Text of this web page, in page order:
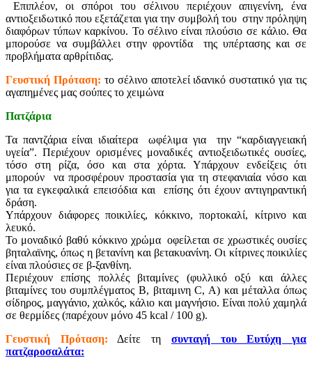
Επιπλέον, οι σπόροι του σέλινου περιέχουν απιγενίνη, ένα
αντιοξειδωτικό που εξετάζεται για την συμβολή του στην πρόληψη
διαφόρων τύπων καρκίνου. Το σέλινο είναι πλούσιο σε κάλιο. Θα
μπορούσε να συμβάλλει στην φροντίδα της υπέρτασης και σε
προβλήματα αρθρίτιδας.
Γευστική Πρόταση: το σέλινο αποτελεί ιδανικό συστατικό για τις
αγαπημένες μας σούπες το χειμώνα
Πατζάρια
Τα παντζάρια είναι ιδιαίτερα ωφέλιμα για την “καρδιαγγειακή
υγεία”. Περιέχουν ορισμένες μοναδικές αντιοξειδωτικές ουσίες,
τόσο στη ρίζα, όσο και στα χόρτα. Υπάρχουν ενδείξεις ότι
μπορούν να προσφέρουν προστασία για τη στεφανιαία νόσο και
για τα εγκεφαλικά επεισόδια και επίσης ότι έχουν αντιγηραντική
δράση.
Υπάρχουν διάφορες ποικιλίες, κόκκινο, πορτοκαλί, κίτρινο και
λευκό.
Το μοναδικό βαθύ κόκκινο χρώμα οφείλεται σε χρωστικές ουσίες
βηταλαϊνης, όπως η βετανίνη και βετακυανίνη. Οι κίτρινες ποικιλίες
είναι πλούσιες σε β-ξανθίνη.
Περιέχουν επίσης πολλές βιταμίνες (φυλλικό οξύ και άλλες
βιταμίνες του συμπλέγματος Β, βιταμινη C, A) και μέταλλα όπως
σίδηρος, μαγγάνιο, χαλκός, κάλιο και μαγνήσιο. Είναι πολύ χαμηλά
σε θερμίδες (παρέχουν μόνο 45 kcal / 100 g).
Γευστική Πρόταση: Δείτε τη συνταγή του Ευτύχη για
πατζαροσαλάτα: